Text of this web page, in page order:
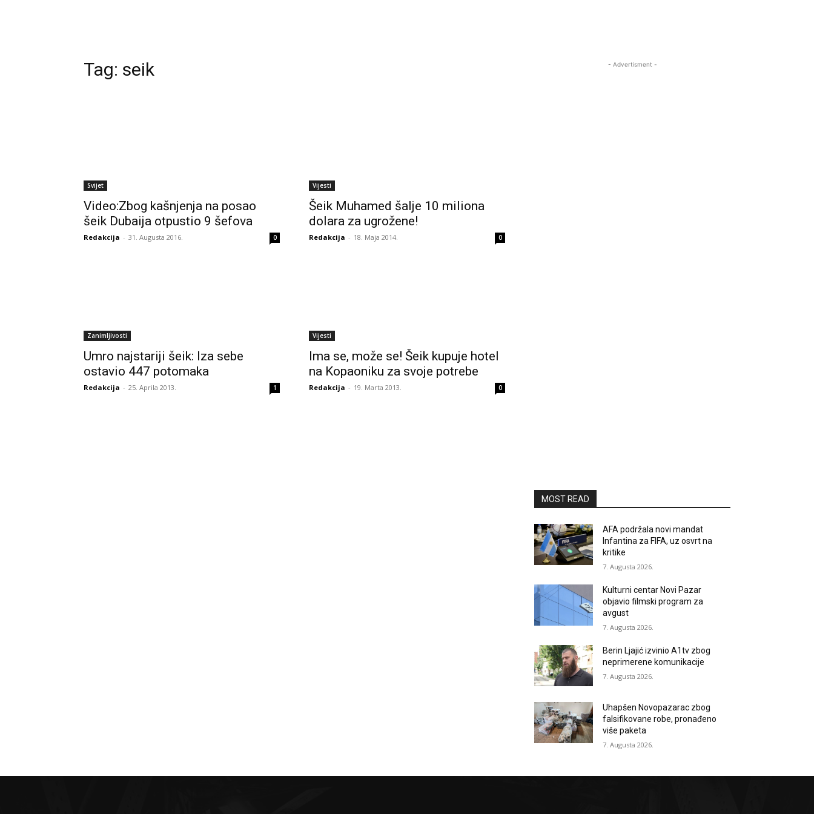
Tag: seik
Svijet
Video:Zbog kašnjenja na posao
šeik Dubaija otpustio 9 šefova
Redakcija - 31. Augusta 2016. 0
Vijesti
Šeik Muhamed šalje 10 miliona
dolara za ugrožene!
Redakcija - 18. Maja 2014. 0
Zanimljivosti
Umro najstariji šeik: Iza sebe
ostavio 447 potomaka
Redakcija - 25. Aprila 2013. 1
Vijesti
Ima se, može se! Šeik kupuje hotel
na Kopaoniku za svoje potrebe
Redakcija - 19. Marta 2013. 0
- Advertisment -
MOST READ
AFA podržala novi mandat
Infantina za FIFA, uz osvrt na
kritike
7. Augusta 2026.
Kulturni centar Novi Pazar
objavio filmski program za
avgust
7. Augusta 2026.
Berin Ljajić izvinio A1tv zbog
neprimerene komunikacije
7. Augusta 2026.
Uhapšen Novopazarac zbog
falsifikovane robe, pronađeno
više paketa
7. Augusta 2026.